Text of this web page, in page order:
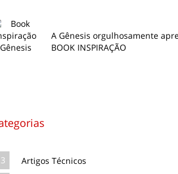
A Gênesis orgulhosamente
BOOK INSPIRAÇÃO
Artigos Técnicos